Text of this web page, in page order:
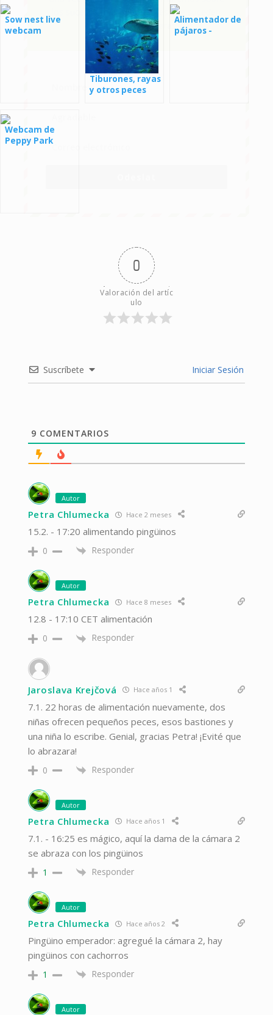
Sow nest live
webcam
Tiburones, rayas
y otros peces
Alimentador de
pájaros -
Webcam de
Peppy Park
0
Valoración del artíc
ulo
Suscríbete Iniciar Sesión
9 COMENTARIOS
Autor
Petra Chlumecka Hace 2 meses
15.2. - 17:20 alimentando pingüinos
0 Responder
Autor
Petra Chlumecka Hace 8 meses
12.8 - 17:10 CET alimentación
0 Responder
Jaroslava Krejčová Hace años 1
7.1. 22 horas de alimentación nuevamente, dos
niñas ofrecen pequeños peces, esos bastiones y
una niña lo escribe. Genial, gracias Petra! ¡Evité que
lo abrazara!
0 Responder
Autor
Petra Chlumecka Hace años 1
7.1. - 16:25 es mágico, aquí la dama de la cámara 2
se abraza con los pingüinos
1 Responder
Autor
Petra Chlumecka Hace años 2
Pingüino emperador: agregué la cámara 2, hay
pingüinos con cachorros
1 Responder
Autor
los sucesos más importantes que suceden
frente a las cámaras.